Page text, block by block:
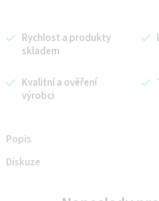
Rychlost a produkty
skladem
Kvalitní a ověření
výrobci
Popis
Diskuze